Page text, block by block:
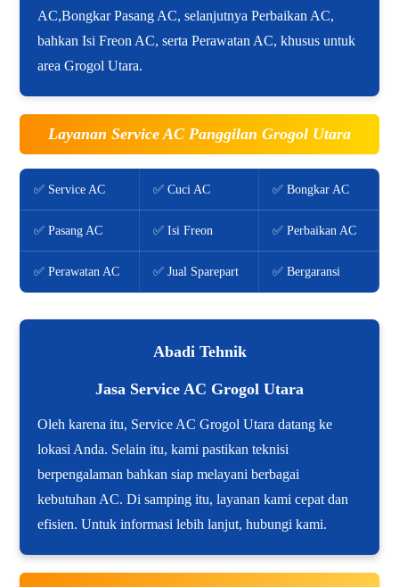
AC,Bongkar Pasang AC, selanjutnya Perbaikan AC,
bahkan Isi Freon AC, serta Perawatan AC, khusus untuk
area Grogol Utara.
Layanan Service AC Panggilan Grogol Utara
✅ Service AC ✅ Cuci AC ✅ Bongkar AC
✅ Pasang AC ✅ Isi Freon ✅ Perbaikan AC
✅ Perawatan AC ✅ Jual Sparepart ✅ Bergaransi
Abadi Tehnik
Jasa Service AC Grogol Utara
Oleh karena itu, Service AC Grogol Utara datang ke
lokasi Anda. Selain itu, kami pastikan teknisi
berpengalaman bahkan siap melayani berbagai
kebutuhan AC. Di samping itu, layanan kami cepat dan
efisien. Untuk informasi lebih lanjut, hubungi kami.